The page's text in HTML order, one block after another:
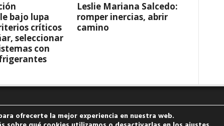
bajo lupa
críticos
seleccionar
con
Leslie Mariana Salcedo:
romper inercias, abrir
camino
ofrecerte la mejor experiencia en nuestra web.